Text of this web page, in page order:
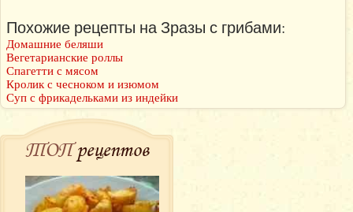
Похожие рецепты на Зразы с грибами:
Домашние беляши
Вегетарианские роллы
Спагетти с мясом
Кролик с чесноком и изюмом
Суп с фрикадельками из индейки
ТОПрецептов